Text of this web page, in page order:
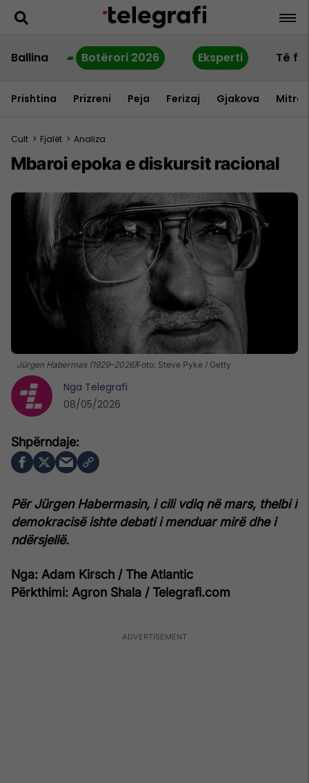
Ballina Botërori 2026 Eksperti Të
Prishtina Prizreni Peja Ferizaj Gjakova
Cult > Fjalët > Analiza
Mbaroi epoka e diskursit racional
Jürgen Habermas (1929–2026)Foto: Steve Pyke / Getty
Për Jürgen Habermasin, i cili vdiq në mars, thelbi i
demokracisë ishte debati i menduar mirë dhe i
ndërsjellë.
Nga: Adam Kirsch / The Atlantic
Përkthimi: Agron Shala / Telegrafi.com
Nga Telegrafi
08/05/2026